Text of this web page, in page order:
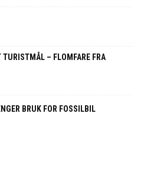
– FLOMFARE FRA
BRUK FOR FOSSILBIL